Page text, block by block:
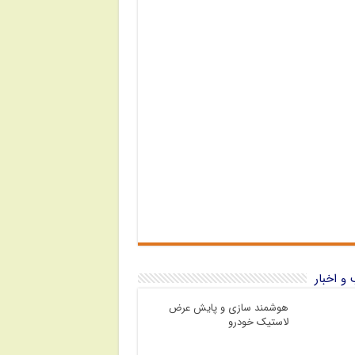
اخبار
هوشمند سازی و پایش عرض
لاستیک خودرو